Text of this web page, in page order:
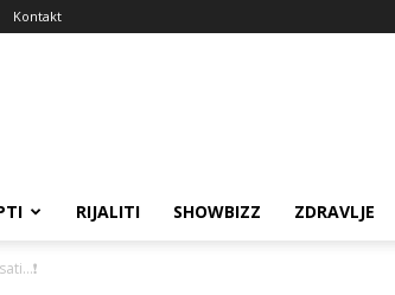
Kontakt
RIJALITI SHOWBIZZ ZDRAVLJE